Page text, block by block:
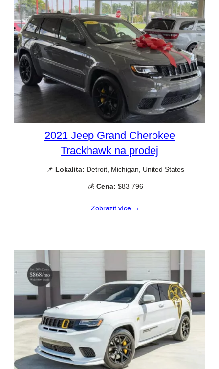
2021 Jeep Grand Cherokee
Trackhawk na prodej
📌 Lokalita: Detroit, Michigan, United States
💰 Cena: $83 796
Zobrazit více →